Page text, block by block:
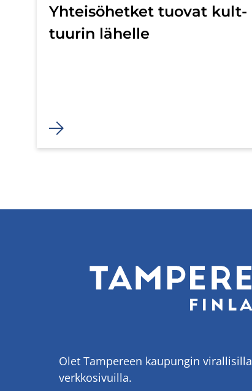
Yh­tei­sö­het­ket tuo­vat kult­
tuu­rin lä­hel­le
Olet Tampereen kaupungin virallisilla
verkkosivuilla.